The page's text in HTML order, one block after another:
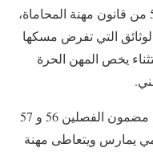
قانوني له، ويخالف مقتضيات المادة 56 من قانون مهنة المحاماة،
التي تفرض مسكها
يخص المهن الحرة
وعليه فإن هذا الاستثناء يتماشى مع مضمون الفصلين 56 و 57
يمارس ويتعاطى مهنة